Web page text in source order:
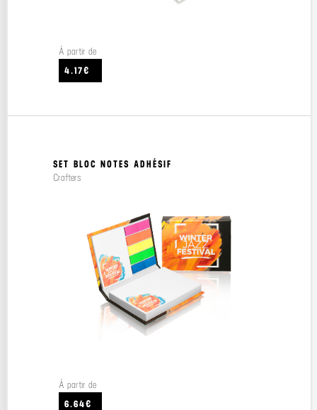
À partir de
4.17€
SET BLOC NOTES ADHÉSIF
Crafters
À partir de
6.64€